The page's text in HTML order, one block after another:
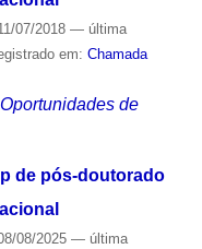
07/2018 — última
em: Chamada
Oportunidades de
de pós-doutorado
08/2025 — última